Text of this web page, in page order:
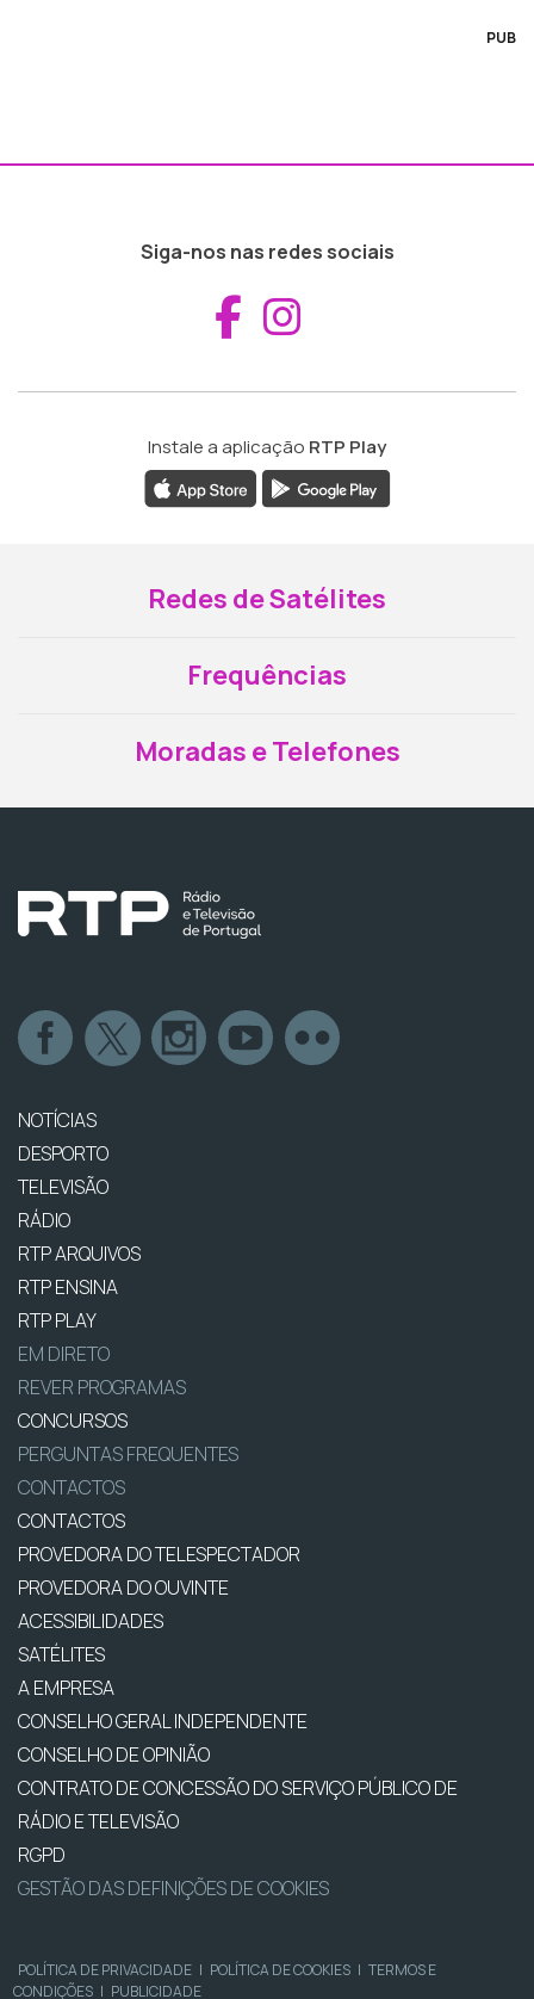
PUB
Siga-nos nas redes sociais
Aceder ao
Instale a aplicação RTP Play
Redes de Satélites
Frequências
Moradas e Telefones
NOTÍCIAS
DESPORTO
TELEVISÃO
RÁDIO
RTP ARQUIVOS
RTP ENSINA
RTP PLAY
EM DIRETO
REVER PROGRAMAS
CONCURSOS
PERGUNTAS FREQUENTES
CONTACTOS
CONTACTOS
PROVEDORA DO TELESPECTADOR
PROVEDORA DO OUVINTE
ACESSIBILIDADES
SATÉLITES
A EMPRESA
CONSELHO GERAL INDEPENDENTE
CONSELHO DE OPINIÃO
CONTRATO DE CONCESSÃO DO SERVIÇO PÚBLICO DE
RÁDIO E TELEVISÃO
RGPD
GESTÃO DAS DEFINIÇÕES DE COOKIES
POLÍTICA DE PRIVACIDADE | POLÍTICA DE COOKIES | TERMOS E
CONDIÇÕES | PUBLICIDADE